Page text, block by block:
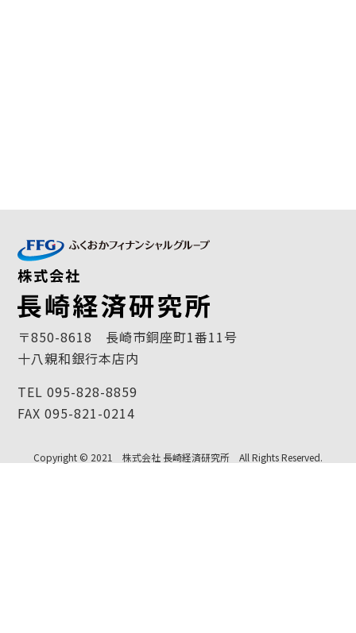
〒850-8618 長崎市銅座町1番11号
十八親和銀行本店内
TEL 095-828-8859
FAX 095-821-0214
Copyright © 2021 株式会社 長崎経済研究所 All Rights Reserved.